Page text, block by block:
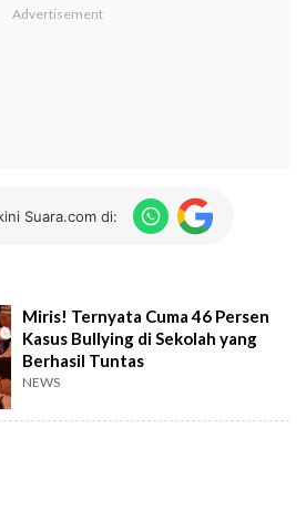
Suara.com di:
Miris! Ternyata Cuma 46 Persen
Kasus Bullying di Sekolah yang
Berhasil Tuntas
NEWS